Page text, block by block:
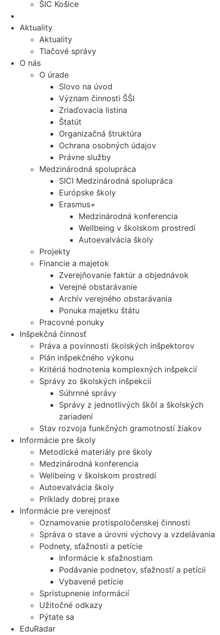
ŠIC Košice
Aktuality
Aktuality
Tlačové správy
O nás
O úrade
Slovo na úvod
Význam činnosti ŠŠI
Zriaďovacia listina
Štatút
Organizačná štruktúra
Ochrana osobných údajov
Právne služby
Medzinárodná spolupráca
SICI Medzinárodná spolupráca
Európske školy
Erasmus+
Medzinárodná konferencia
Wellbeing v školskom prostredí
Autoevalvácia školy
Projekty
Financie a majetok
Zverejňovanie faktúr a objednávok
Verejné obstarávanie
Archív verejného obstarávania
Ponuka majetku štátu
Pracovné ponuky
Inšpekčná činnosť
Práva a povinnosti školských inšpektorov
Plán inšpekčného výkonu
Kritériá hodnotenia komplexných inšpekcií
Správy zo školských inšpekcií
Súhrnné správy
Správy z jednotlivých škôl a školských
zariadení
Stav rozvoja funkčných gramotností žiakov
Informácie pre školy
Metodické materiály pre školy
Medzinárodná konferencia
Wellbeing v školskom prostredí
Autoevalvácia školy
Príklady dobrej praxe
Informácie pre verejnosť
Oznamovanie protispoločenskej činnosti
Správa o stave a úrovni výchovy a vzdelávania
Podnety, sťažnosti a petície
Informácie k sťažnostiam
Podávanie podnetov, sťažností a petícii
Vybavené petície
Sprístupnenie informácií
Užitočné odkazy
Pýtate sa
EduRadar